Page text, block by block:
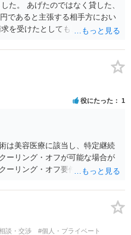
た。 あげたのではなく貸した、
であると主張する相手方におい
を受けたとしても、もらったも
までは、こちらからアクション
役にたった 1
は美容医療に該当し、特定継続
ーリング・オフが可能な場合が
ーリング・オフ要件を満たして
提供契約に該当する場合には、
中途解約は可能ですが、この点
で詳しい資料をもとに相談して
談・交渉 #個人・プライベート